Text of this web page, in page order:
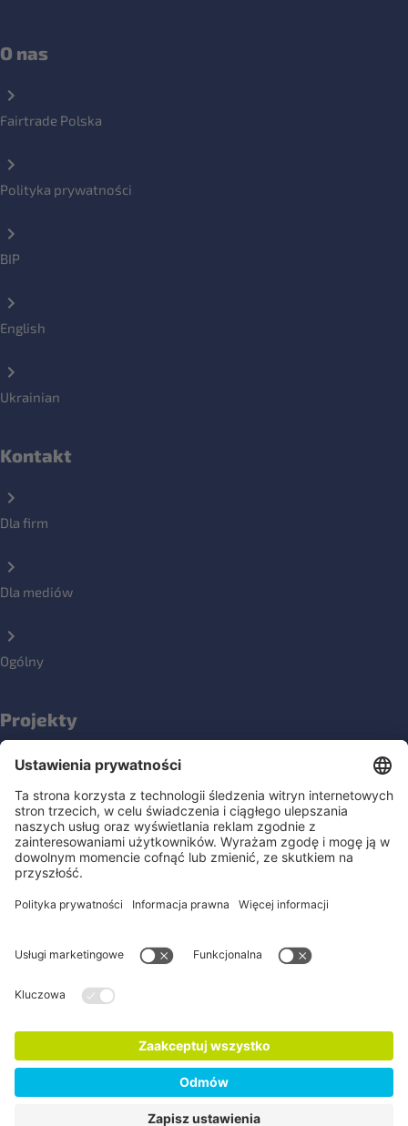
O nas
Fairtrade Polska
Polityka prywatności
BIP
English
Ukrainian
Kontakt
Dla firm
Dla mediów
Ogólny
Projekty
NOPLANETB
Społeczności
Media społecznościowe
Newsletter Fairtrade Polska
Bądźmy w kontakcie